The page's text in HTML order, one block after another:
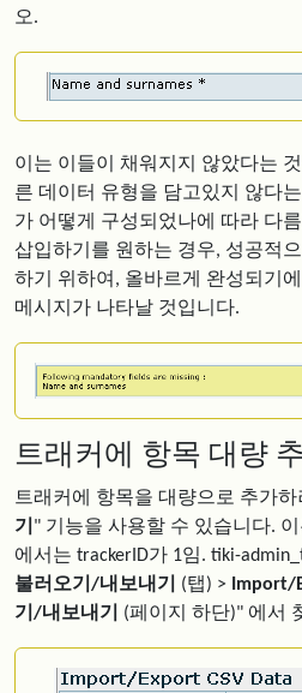
오.
이는 이들이 채워지지 않았다는
른 데이터 유형을 담고있지 않다
가 어떻게 구성되었나에 따라 다
삽입하기를 원하는 경우, 성공적
하기 위하여, 올바르게 완성되기
메시지가 나타날 것입니다.
트래커에 항목 대량
트래커에 항목을 대량으로 추가하
기 " 기능을 사용할 수 있습니다.
에서는 trackerID가 1임. tiki-
불러오기/내보내기
(탭) > Import/
기/내보내기
(페이지 하단)" 에서